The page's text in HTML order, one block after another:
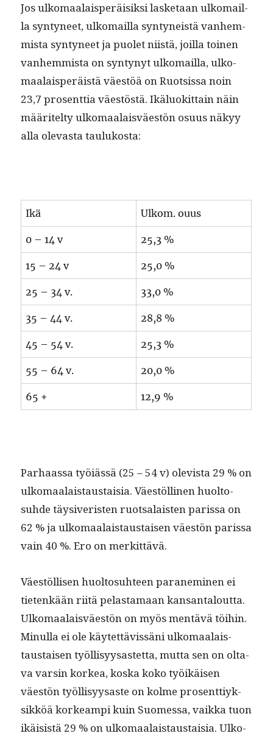
Jos ulko­maalais­peräisik­si las­ke­taan ulko­mail­
la syn­tyneet, ulko­mail­la syn­tyneistä van­hem­
mista syn­tyneet ja puo­let niistä, joil­la toinen
van­hem­mista on syn­tynyt ulko­mail­la, ulko­
maalais­peräistä väestöä on Ruot­sis­sa noin
23,7 pros­ent­tia väestöstä. Ikälu­okit­tain näin
määritel­ty ulko­maalaisväestön osu­us näkyy
alla olev­as­ta taulukosta:
Ikä Ulkom. ouus
0 – 14 v 25,3 %
15 – 24 v 25,0 %
25 – 34 v. 33,0 %
35 – 44 v. 28,8 %
45 – 54 v. 25,3 %
55 – 64 v. 20,0 %
65 + 12,9 %
Parhaas­sa työiässä (25 – 54 v) ole­vista 29 % on
ulko­maalais­taus­taisia. Väestölli­nen huolto­
suhde täy­siveris­ten ruot­salais­ten paris­sa on
62 % ja ulko­maalais­taus­taisen väestön paris­sa
vain 40 %. Ero on merkittävä.
Väestöl­lisen huolto­suh­teen parane­m­i­nen ei
tietenkään riitä pelas­ta­maan kansan­talout­ta.
Ulko­maalaisväestön on myös men­tävä töi­hin.
Min­ul­la ei ole käytet­tävis­säni ulko­maalais­
taus­taisen työl­lisyysastet­ta, mut­ta sen on olta­
va varsin korkea, kos­ka koko työikäisen
väestön työl­lisyysaste on kolme pros­ent­tiyk­
sikköä korkeampi kuin Suomes­sa, vaik­ka tuon
ikäi­sistä 29 % on ulko­maalais­taus­taisia. Ulko­